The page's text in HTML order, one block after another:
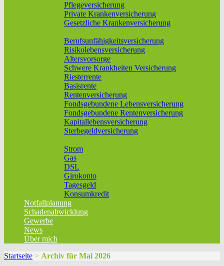
Pflegeversicherung
Private Krankenversicherung
Gesetzliche Krankenversicherung
Berufs­unfähigkeitsversicherung
Risikolebensversicherung
Altersvorsorge
Schwere Krankheiten Versicherung
Riesterrente
Basisrente
Rentenversicherung
Fondsgebundene Lebensversicherung
Fondsgebundene Rentenversicherung
Kapitallebensversicherung
Sterbegeldversicherung
Strom
Gas
DSL
Girokonto
Tagesgeld
Konsumkredit
Notfallplanung
Schadenabwicklung
Gewerbe
News
Über mich
Startseite > Archiv für Mai 2026